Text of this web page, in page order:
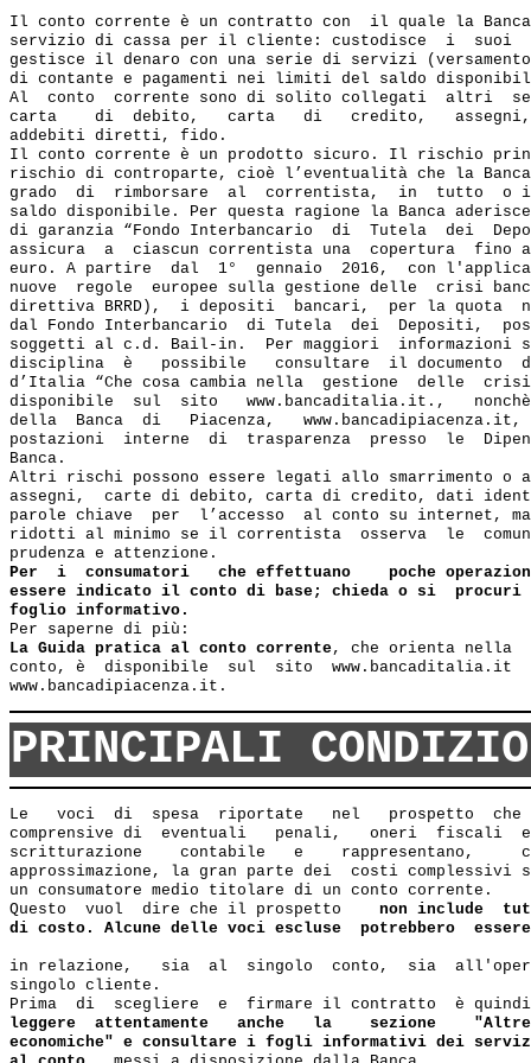
Il conto corrente è un contratto con  il quale la
servizio di cassa per il cliente: custodisce  i  suoi
gestisce il denaro con una serie di servizi
di contante e pagamenti nei limiti del saldo
Al  conto  corrente sono di solito collegati  altri
carta    di  debito,   carta   di   credito,
addebiti diretti, fido.
Il conto corrente è un prodotto sicuro. Il rischio
rischio di controparte, cioè l’eventualità che la
grado  di  rimborsare  al  correntista,  in  tutto  o
saldo disponibile. Per questa ragione la Banca
di garanzia “Fondo Interbancario  di  Tutela  dei
assicura  a  ciascun correntista una  copertura  fino a
euro. A partire  dal  1°  gennaio  2016,  con
nuove  regole  europee sulla gestione delle  crisi
direttiva BRRD),  i depositi  bancari,  per la quota
dal Fondo Interbancario  di Tutela  dei  Depositi,
soggetti al c.d. Bail-in.  Per maggiori  informazioni
disciplina  è   possibile   consultare  il documento
d’Italia “Che cosa cambia nella  gestione  delle
disponibile  sul  sito   www.bancaditalia.it.,
della  Banca  di   Piacenza,
postazioni  interne  di  trasparenza  presso  le
Banca.
Altri rischi possono essere legati allo smarrimento
assegni,  carte di debito, carta di credito, dati
parole chiave  per  l’accesso  al conto su internet,
ridotti al minimo se il correntista  osserva  le
prudenza e attenzione.
Per  i  consumatori   che effettuano    poche
essere indicato il conto di base; chieda o si
foglio informativo.
Per saperne di più:
La Guida pratica al conto corrente, che orienta nella
conto, è  disponibile  sul  sito  www.bancaditalia.it
PRINCIPALI
Le   voci  di  spesa  riportate   nel   prospetto  che
comprensive di  eventuali   penali,   oneri  fiscali
scritturazione    contabile   e    rappresentano,
approssimazione, la gran parte dei  costi complessivi
un consumatore medio titolare di un conto corrente.
Questo  vuol  dire che il prospetto non include
di costo. Alcune delle voci escluse  potrebbero
in relazione,   sia  al  singolo  conto,  sia
singolo cliente.
Prima  di  scegliere  e  firmare il contratto  è quindi
leggere  attentamente   anche   la    sezione
economiche" e consultare i fogli informativi dei